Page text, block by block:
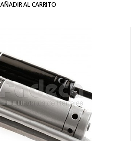
AÑADIR AL CARRITO